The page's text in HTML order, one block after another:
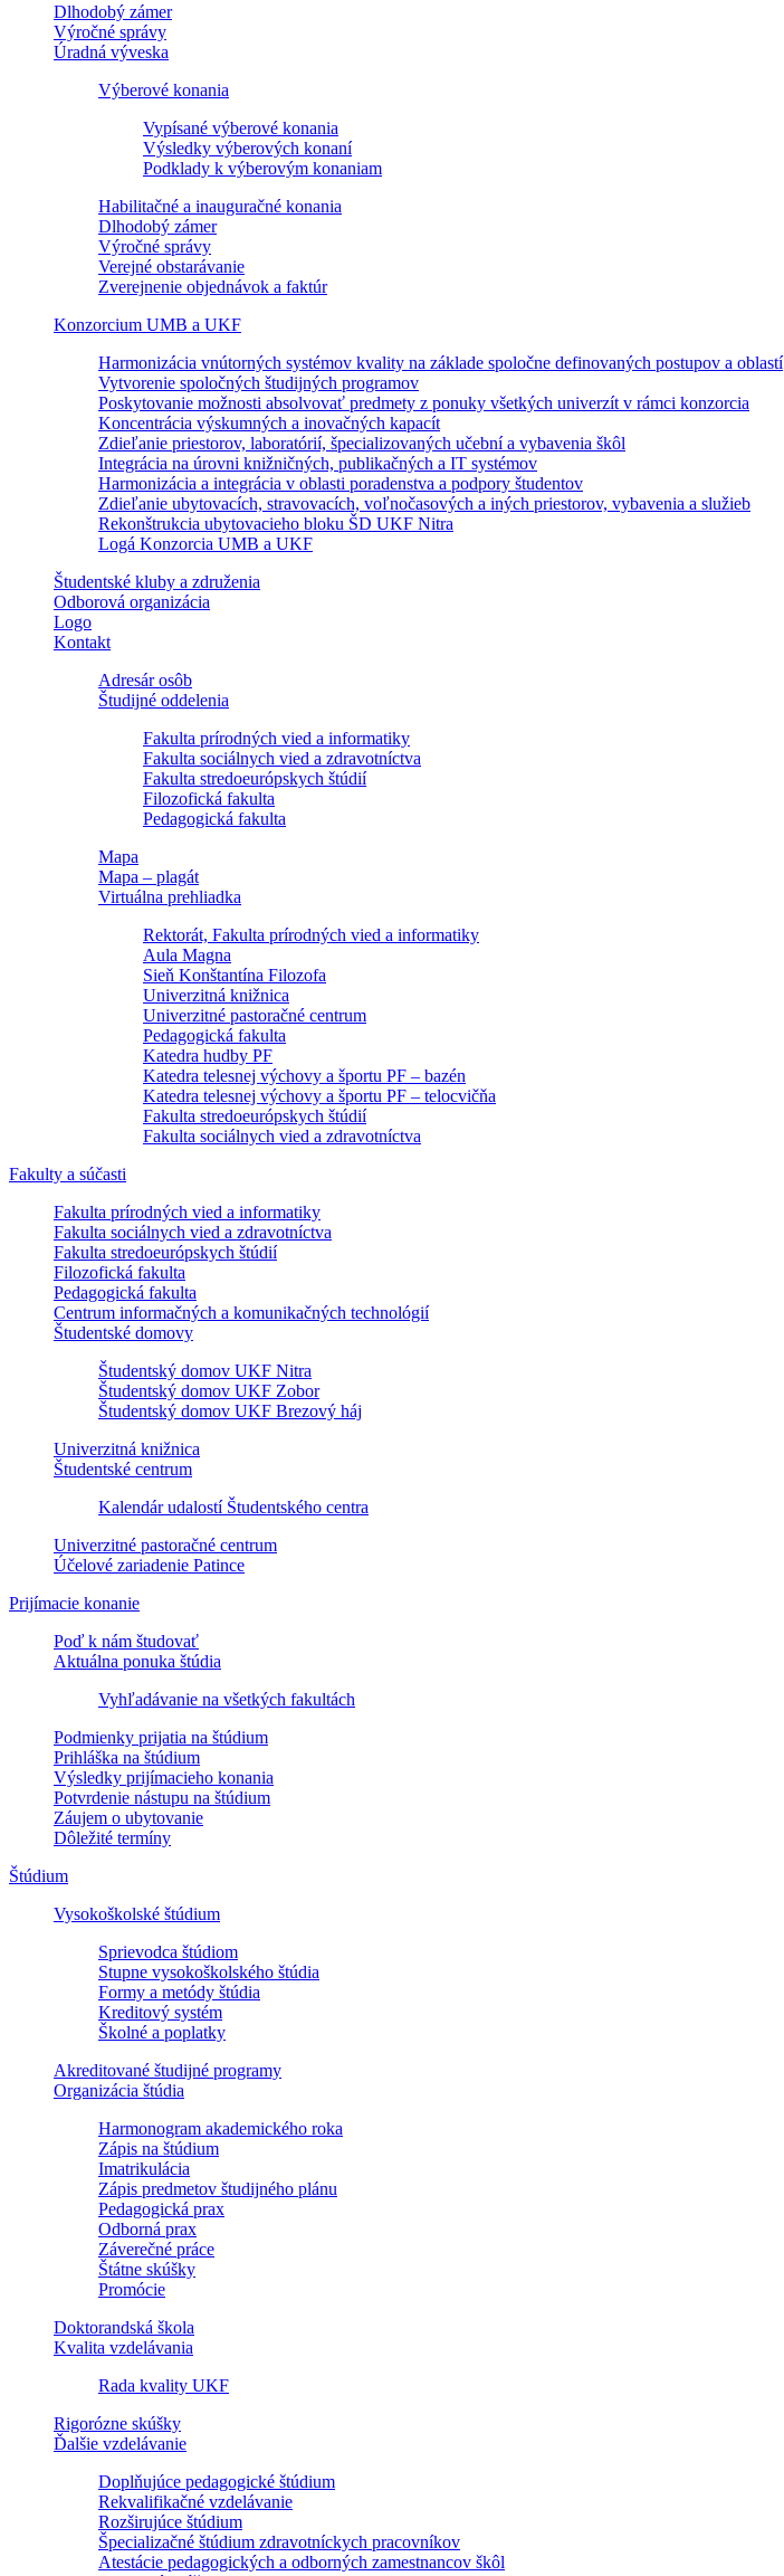
Dlhodobý zámer
Výročné správy
Úradná výveska
Výberové konania
Vypísané výberové konania
Výsledky výberových konaní
Podklady k výberovým konaniam
Habilitačné a inauguračné konania
Dlhodobý zámer
Výročné správy
Verejné obstarávanie
Zverejnenie objednávok a faktúr
Konzorcium UMB a UKF
Harmonizácia vnútorných systémov kvality na základe spoločne definovaných postupov a oblastí
Vytvorenie spoločných študijných programov
Poskytovanie možnosti absolvovať predmety z ponuky všetkých univerzít v rámci konzorcia
Koncentrácia výskumných a inovačných kapacít
Zdieľanie priestorov, laboratórií, špecializovaných učební a vybavenia škôl
Integrácia na úrovni knižničných, publikačných a IT systémov
Harmonizácia a integrácia v oblasti poradenstva a podpory študentov
Zdieľanie ubytovacích, stravovacích, voľnočasových a iných priestorov, vybavenia a služieb
Rekonštrukcia ubytovacieho bloku ŠD UKF Nitra
Logá Konzorcia UMB a UKF
Študentské kluby a združenia
Odborová organizácia
Logo
Kontakt
Adresár osôb
Študijné oddelenia
Fakulta prírodných vied a informatiky
Fakulta sociálnych vied a zdravotníctva
Fakulta stredoeurópskych štúdií
Filozofická fakulta
Pedagogická fakulta
Mapa
Mapa – plagát
Virtuálna prehliadka
Rektorát, Fakulta prírodných vied a informatiky
Aula Magna
Sieň Konštantína Filozofa
Univerzitná knižnica
Univerzitné pastoračné centrum
Pedagogická fakulta
Katedra hudby PF
Katedra telesnej výchovy a športu PF – bazén
Katedra telesnej výchovy a športu PF – telocvičňa
Fakulta stredoeurópskych štúdií
Fakulta sociálnych vied a zdravotníctva
Fakulty a súčasti
Fakulta prírodných vied a informatiky
Fakulta sociálnych vied a zdravotníctva
Fakulta stredoeurópskych štúdií
Filozofická fakulta
Pedagogická fakulta
Centrum informačných a komunikačných technológií
Študentské domovy
Študentský domov UKF Nitra
Študentský domov UKF Zobor
Študentský domov UKF Brezový háj
Univerzitná knižnica
Študentské centrum
Kalendár udalostí Študentského centra
Univerzitné pastoračné centrum
Účelové zariadenie Patince
Prijímacie konanie
Poď k nám študovať
Aktuálna ponuka štúdia
Vyhľadávanie na všetkých fakultách
Podmienky prijatia na štúdium
Prihláška na štúdium
Výsledky prijímacieho konania
Potvrdenie nástupu na štúdium
Záujem o ubytovanie
Dôležité termíny
Štúdium
Vysokoškolské štúdium
Sprievodca štúdiom
Stupne vysokoškolského štúdia
Formy a metódy štúdia
Kreditový systém
Školné a poplatky
Akreditované študijné programy
Organizácia štúdia
Harmonogram akademického roka
Zápis na štúdium
Imatrikulácia
Zápis predmetov študijného plánu
Pedagogická prax
Odborná prax
Záverečné práce
Štátne skúšky
Promócie
Doktorandská škola
Kvalita vzdelávania
Rada kvality UKF
Rigorózne skúšky
Ďalšie vzdelávanie
Doplňujúce pedagogické štúdium
Rekvalifikačné vzdelávanie
Rozširujúce štúdium
Špecializačné štúdium zdravotníckych pracovníkov
Atestácie pedagogických a odborných zamestnancov škôl